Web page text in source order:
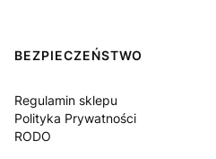
Linki w stopce
BEZPIECZEŃSTWO
Regulamin sklepu
Polityka Prywatności
RODO